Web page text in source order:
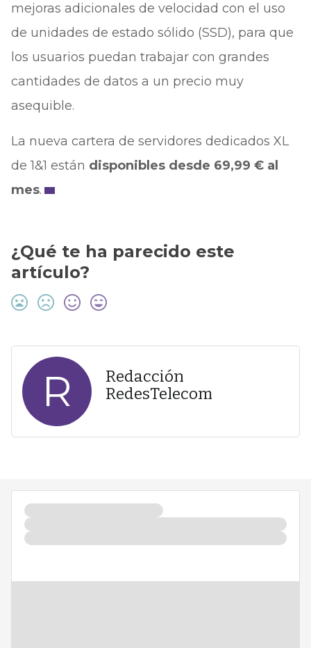
mejoras adicionales de velocidad con el uso
de unidades de estado sólido (SSD), para que
los usuarios puedan trabajar con grandes
cantidades de datos a un precio muy
asequible.
La nueva cartera de servidores dedicados XL
de 1&1 están disponibles desde 69,99 € al
mes.
¿Qué te ha parecido este
artículo?
R
Redacción
RedesTelecom